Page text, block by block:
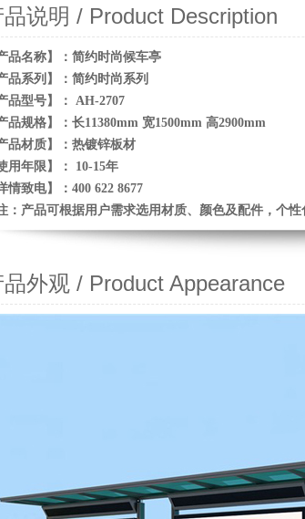
品说明 / Product Description
品名称】：简约时尚候车亭
品系列】：简约时尚系列
品型号】： AH-2707
品规格】：长11380mm 宽1500mm 高2900mm
品材质】：热镀锌板材
用年限】： 10-15年
情致电】：400 622 8677
：产品可根据用户需求选用材质、颜色及配件，个性
品外观 / Product Appearance